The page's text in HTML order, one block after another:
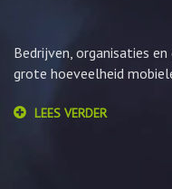
Bedrijven, organisaties
grote hoeveelheid
LEES VERDER